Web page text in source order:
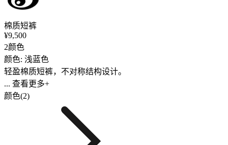
棉质短裤
¥9,500
2颜色
颜色: 浅蓝色
轻盈棉质短裤，不对称结构设计。
... 查看更多+
颜色(2)